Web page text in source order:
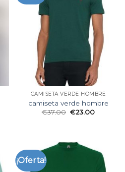
CAMISETA VERDE HOMBRE
camiseta verde hombre
€37.00 €23.00
¡Oferta!